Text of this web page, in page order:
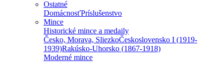
Ostatné
DomácnosťPríslušenstvo
Mince
Historické mince a medaily
Česko, Morava, SliezkoČeskoslovensko I (1919-
1939)Rakúsko-Uhorsko (1867-1918)
Moderné mince